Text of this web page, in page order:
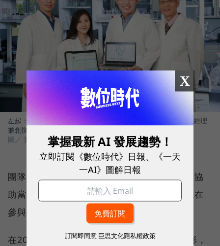
左起：五甫科技團隊資深工程師陳建翔、產品經理陳筱婕、總經理
兼創辦人林泰甫、執行長潘照成。
圖／ 賀大新攝影
團隊當初先在美國扎根，開啟這項創業專案，協
助當地醫院進行細胞治療的數據管理，同時也在
參與臨床試驗中不斷改善平台功能。
在2015年因看到中國細胞治療蓬勃發展的情形，
X
掌握最新 AI 發展趨勢！
立即訂閱《數位時代》日報、《一天
一AI》圖解日報
訂閱即同意 巨思文化隱私權政策